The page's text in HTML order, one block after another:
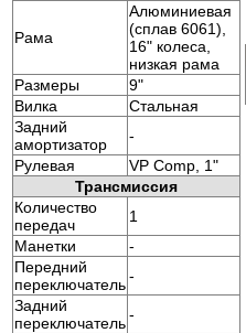
Рама
Алюминиевая
(сплав 6061),
16" колеса,
низкая рама
Размеры
9"
Вилка
Стальная
Задний
амортизатор
-
Рулевая
VP Comp, 1"
Трансмиссия
Количество
передач
1
Манетки
-
Передний
переключатель-
Задний
переключатель-